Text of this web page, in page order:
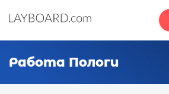
Работа Пологи